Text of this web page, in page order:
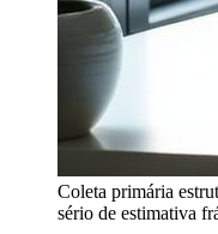
Coleta primária
sério de estimativa